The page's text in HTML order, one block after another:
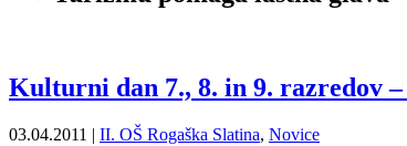
Kulturni dan 7., 8. in 9. razredov
03.04.2011 | II. OŠ Rogaška Slatina, Novice